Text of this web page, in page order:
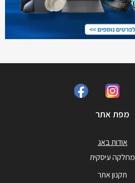
מפת אתר
אודות באג
מחלקה עיסקית
תקנון אתר